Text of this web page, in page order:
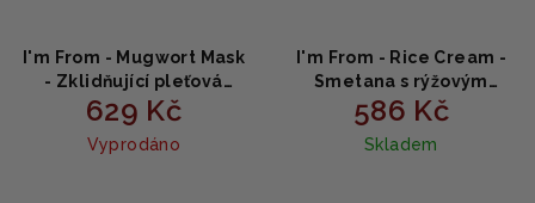
I'm From - Mugwort Mask
- Zklidňující pleťová
maska z pelyňku 110g
629 Kč
Vyprodáno
I'm From - Rice Cream -
Smetana s rýžovým
extraktem 50g
586 Kč
Skladem